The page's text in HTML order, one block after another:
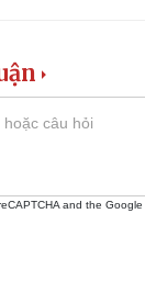
and the Google